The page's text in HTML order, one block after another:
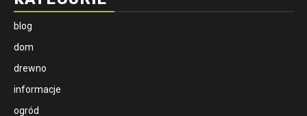
blog
dom
drewno
informacje
ogród